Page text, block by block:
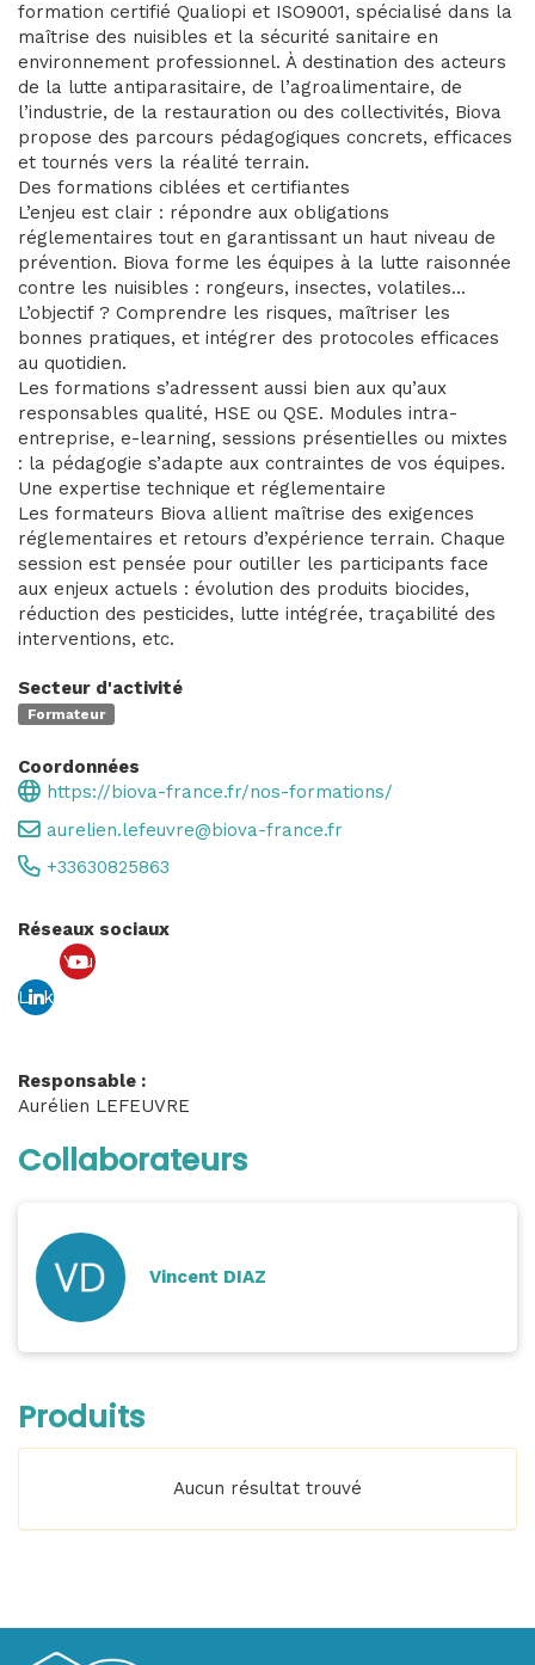
formation certifié Qualiopi et ISO9001, spécialisé dans la
maîtrise des nuisibles et la sécurité sanitaire en
environnement professionnel. À destination des acteurs
de la lutte antiparasitaire, de l’agroalimentaire, de
l’industrie, de la restauration ou des collectivités, Biova
propose des parcours pédagogiques concrets, efficaces
et tournés vers la réalité terrain.
Des formations ciblées et certifiantes
L’enjeu est clair : répondre aux obligations
réglementaires tout en garantissant un haut niveau de
prévention. Biova forme les équipes à la lutte raisonnée
contre les nuisibles : rongeurs, insectes, volatiles...
L’objectif ? Comprendre les risques, maîtriser les
bonnes pratiques, et intégrer des protocoles efficaces
au quotidien.
Les formations s’adressent aussi bien aux qu’aux
responsables qualité, HSE ou QSE. Modules intra-
entreprise, e-learning, sessions présentielles ou mixtes
: la pédagogie s’adapte aux contraintes de vos équipes.
Une expertise technique et réglementaire
Les formateurs Biova allient maîtrise des exigences
réglementaires et retours d’expérience terrain. Chaque
session est pensée pour outiller les participants face
aux enjeux actuels : évolution des produits biocides,
réduction des pesticides, lutte intégrée, traçabilité des
interventions, etc.
Secteur d'activité
Formateur
Coordonnées
https://biova-france.fr/nos-formations/
aurelien.lefeuvre@biova-france.fr
+33630825863
Réseaux sociaux
Link
You
Responsable :
Aurélien LEFEUVRE
Collaborateurs
Vincent DIAZ
Produits
Aucun résultat trouvé